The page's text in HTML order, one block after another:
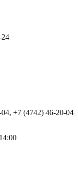
24
+7 (4742) 46-20-04